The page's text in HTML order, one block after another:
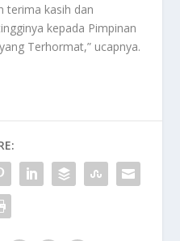
terima kasih dan
kepada Pimpinan
Terhormat,” ucapnya.